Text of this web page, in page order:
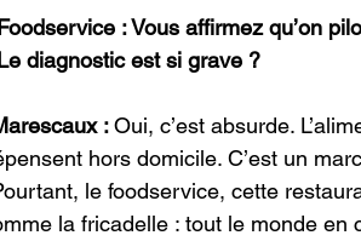
: Vous affirmez qu’on
diagnostic est si grave ?
: Oui, c’est absurde.
hors domicile. C’est un
le foodservice, cette
la fricadelle : tout le monde